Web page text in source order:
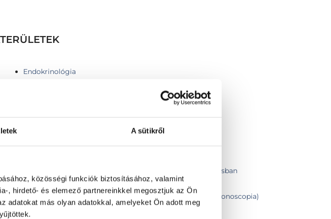
A sütikről
közösségi funkciók biztosításához, valamint
, hirdető- és elemező partnereinkkel megosztjuk az Ön
adatokat más olyan adatokkal, amelyeket Ön adott meg
Endokrinológia
Gyomortükrözés
Gyomortükrözés egyszerhasználatos endoszkóppal altatásban
Gyomortükrözés egyszerhasználatos endoszkóppal - éber
Gyomortükrözés + vastagbéltükrözés (Gastroscopia + Colonoscopia)
Hasi nagyerek duplex UH vizsgálata